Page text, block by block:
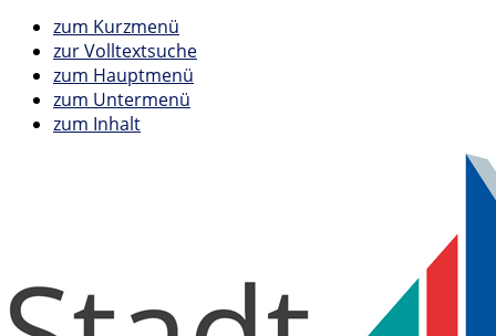
zum Kurzmenü
zur Volltextsuche
zum Hauptmenü
zum Untermenü
zum Inhalt